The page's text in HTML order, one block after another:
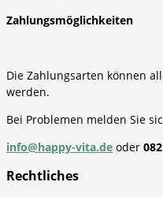
Zahlungsmöglichkeiten
Die Zahlungsarten können
werden.
Bei Problemen melden Sie
info@happy-vita.de oder
Rechtliches